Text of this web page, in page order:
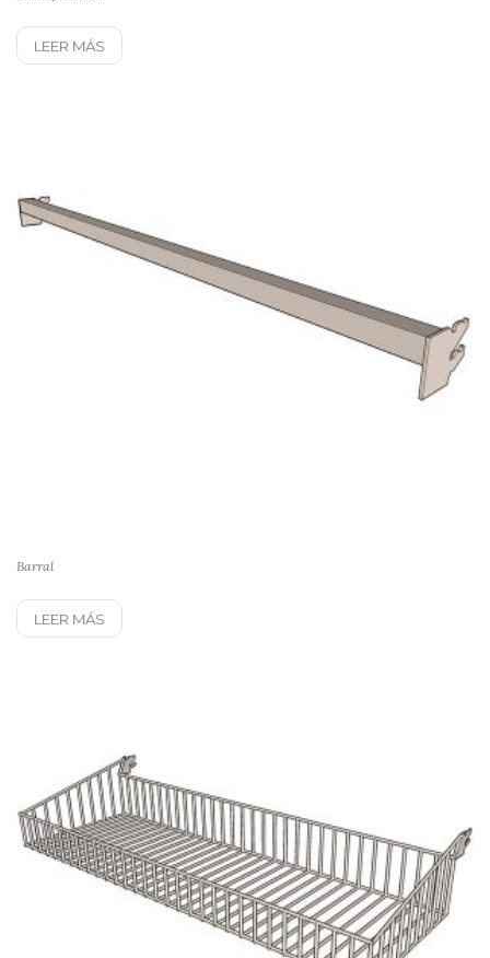
LEER MÁS
Barral
LEER MÁS